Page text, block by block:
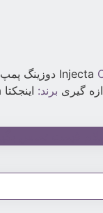
دوزینگ پمپ
گیری برند: اینجکتا Injecta